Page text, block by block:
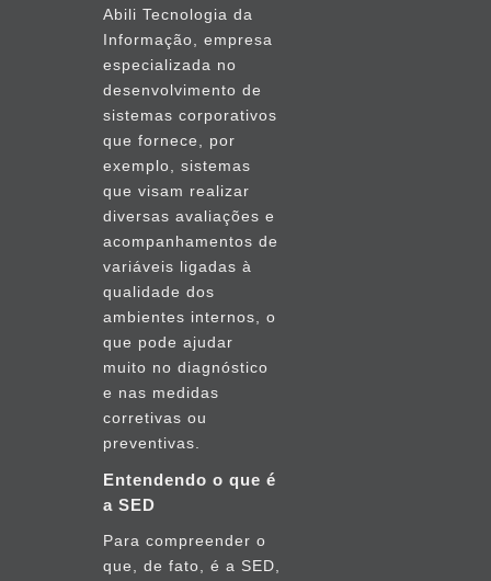
Abili Tecnologia da
Informação, empresa
especializada no
desenvolvimento de
sistemas corporativos
que fornece, por
exemplo, sistemas
que visam realizar
diversas avaliações e
acompanhamentos de
variáveis ligadas à
qualidade dos
ambientes internos, o
que pode ajudar
muito no diagnóstico
e nas medidas
corretivas ou
preventivas.
Entendendo o que é
a SED
Para compreender o
que, de fato, é a SED,